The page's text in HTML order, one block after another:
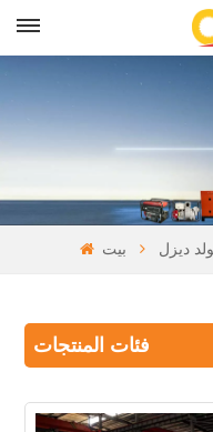
بيت
فئات المنتجات